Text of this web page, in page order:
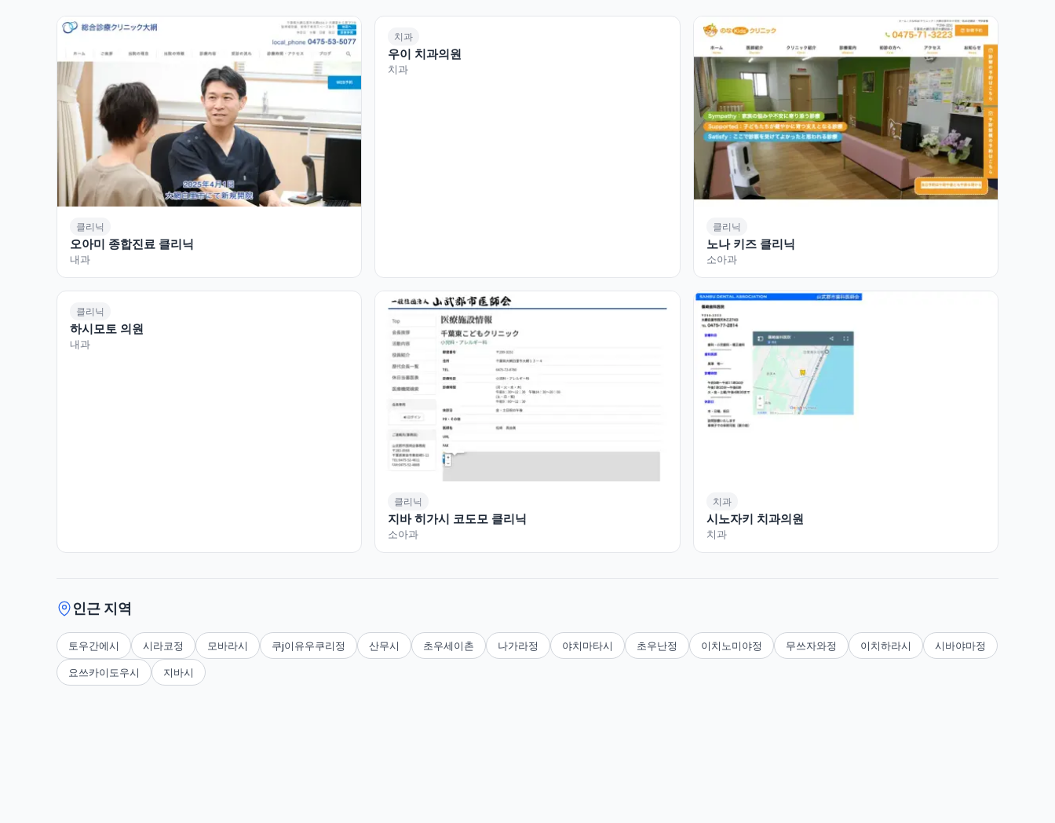
클리닉
오아미 종합진료 클리닉
내과
치과
우이 치과의원
치과
클리닉
노나 키즈 클리닉
소아과
클리닉
하시모토 의원
내과
클리닉
지바 히가시 코도모 클리닉
소아과
치과
시노자키 치과의원
치과
인근 지역
토우간에시 시라코정 모바라시 쿠j이유우쿠리정 산무시 초우세이촌 나가라정 야치마타시 초우난정 이치노미야정 무쓰자와정 이치하라시 시바야마정
요쓰카이도우시 지바시